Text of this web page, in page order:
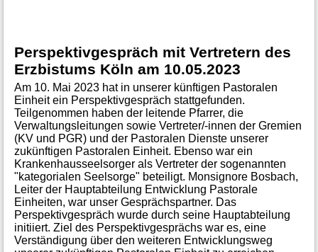
Perspektivgespräch mit Vertretern des
Erzbistums Köln am 10.05.2023
Am 10. Mai 2023 hat in unserer künftigen Pastoralen
Einheit ein Perspektivgespräch stattgefunden.
Teilgenommen haben der leitende Pfarrer, die
Verwaltungsleitungen sowie Vertreter/-innen der Gremien
(KV und PGR) und der Pastoralen Dienste unserer
zukünftigen Pastoralen Einheit. Ebenso war ein
Krankenhausseelsorger als Vertreter der sogenannten
"kategorialen Seelsorge" beteiligt. Monsignore Bosbach,
Leiter der Hauptabteilung Entwicklung Pastorale
Einheiten, war unser Gesprächspartner. Das
Perspektivgespräch wurde durch seine Hauptabteilung
initiiert. Ziel des Perspektivgesprächs war es, eine
Verständigung über den weiteren Entwicklungsweg